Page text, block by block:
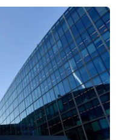
xóa bỏ lao động
Bình Dương, mà trong đó có
giảm con số lao động trẻ em